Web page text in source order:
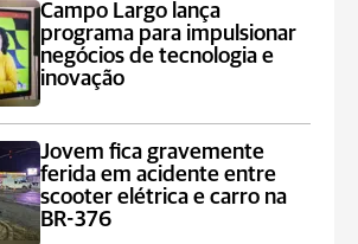
Campo Largo lança
programa para impulsionar
negócios de tecnologia e
inovação
Jovem fica gravemente
ferida em acidente entre
scooter elétrica e carro na
BR-376